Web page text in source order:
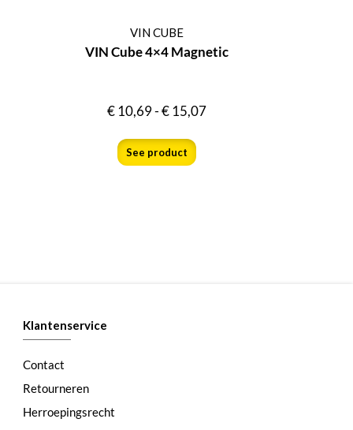
VIN CUBE
VIN Cube 4×4 Magnetic
€10,69-€15,07
See product
Klantenservice
Contact
Retourneren
Herroepingsrecht